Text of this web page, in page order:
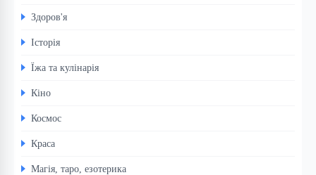
Здоров'я
Історія
Їжа та кулінарія
Кіно
Космос
Краса
Магія, таро, езотерика